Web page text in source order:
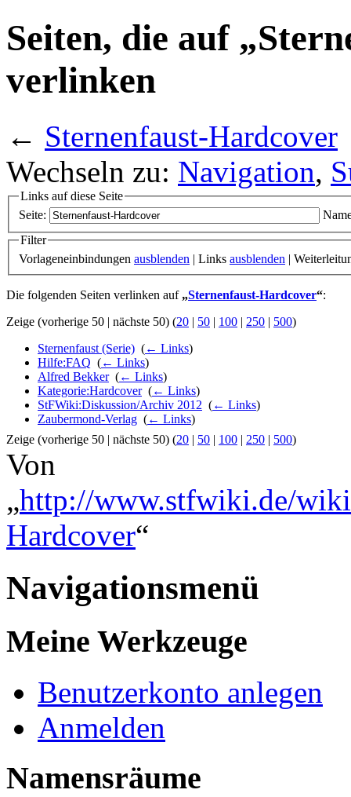
Seiten, die auf
verlinken
← Sternenfaust-Hardcover
Wechseln zu: Navigation,
Links auf diese Seite
Seite:
Filter
Vorlageneinbindungen ausblenden | Links ausblenden |
Die folgenden Seiten verlinken auf „Sternenfaust-Hardcover“:
Zeige (vorherige 50 | nächste 50) (20 | 50 | 100 | 250 | 500)
Sternenfaust (Serie) (← Links)
Hilfe:FAQ (← Links)
Alfred Bekker‎ (← Links)
Kategorie:Hardcover‎ (← Links)
StFWiki:Diskussion/Archiv 2012 (← Links)
Zaubermond-Verlag (← Links)
Zeige (vorherige 50 | nächste 50) (20 | 50 | 100 | 250 | 500)
Von
„http://www.stfwiki.de/
Hardcover“
Navigationsmenü
Meine Werkzeuge
Benutzerkonto anlegen
Anmelden
Namensräume